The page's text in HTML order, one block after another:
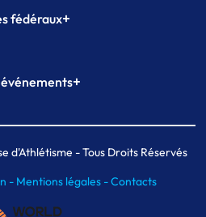
fédéraux+
Formation
+
de Paris indoor
de Paris
d'Athlétisme - Tous Droits Réservés
- Mentions légales -Contacts